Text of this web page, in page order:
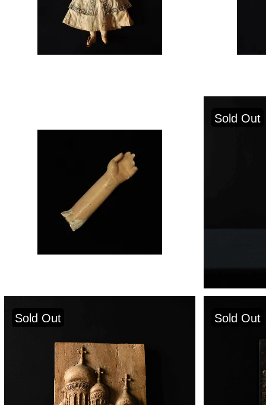
Sold Out
Sold Out Sold Out